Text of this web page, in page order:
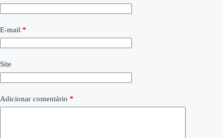
E-mail *
Site
Adicionar comentário *